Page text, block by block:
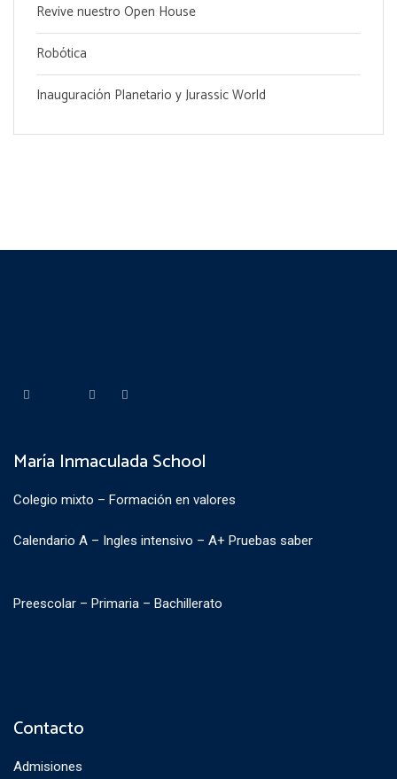
Revive nuestro Open House
Robótica
Inauguración Planetario y Jurassic World
María Inmaculada School
Colegio mixto – Formación en valores
Calendario A – Ingles intensivo – A+ Pruebas saber
Preescolar – Primaria – Bachillerato
Contacto
Admisiones